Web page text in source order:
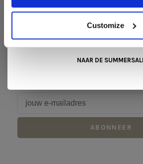
Customize
SCHRIJF JE IN
ABONNEER
Kom langs in onze showroom, doe
mooiste aanbiedingen tijdens de
. De koffie of thee staat
NAAR DE